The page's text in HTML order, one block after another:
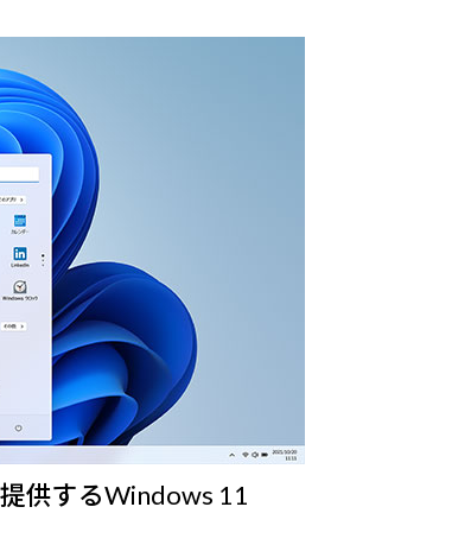
供するWindows 11